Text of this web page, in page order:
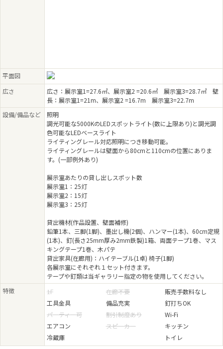
平面図
広さ
広さ：展示室1=27.6㎡、展示室2 =20.6㎡ 展示室3=28.7㎡ 壁
長：展示室1=21m、展示室2 =16.7m 展示室3=22.7m
設備/備品など
照明
調光可能な5000KのLEDスポットライト(数に上限あり)と調光調
色可能なLEDベースライト
ライティングレール対応照明につき移動可能。
ライティングレールは壁面から80cmと110cmの位置にありま
す。(一部例外あり)
展示室あたりの貸し出しスポット数
展示室1：25灯
展示室2：15灯
展示室3：25灯
貸出機材(作品設置、壁面補修)
鉛筆1本、三脚(1脚)、墨出し機(2個)、ハンマー(1本)、60cm定規
(1本)、釘(長さ25mm厚み2mm鉄製)1箱、両面テープ1巻、マス
キングテープ1巻、木パテ
貸出家具(在廊用)：ハイテーブル(1卓) 椅子(1脚)
各展示室にそれぞれ１セット付きます。
テープや釘類は当ギャラリー指定の物を使用してください。
特徴
1F 在廊不要
販売手数料なし
工具金具
備品充実
釘打ちOK
パーティー可
割引制度あり
Wi-Fi
エアコン
スピーカー
キッチン
冷蔵庫
トイレ